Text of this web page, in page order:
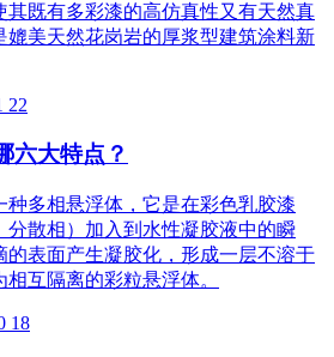
其既有多彩漆的高仿真性又有天然真
媲美天然花岗岩的厚浆型建筑涂料新
22
六大特点？
种多相悬浮体，它是在彩色乳胶漆
分散相）加入到水性凝胶液中的瞬
的表面产生凝胶化，形成一层不溶于
互隔离的彩粒悬浮体。
18